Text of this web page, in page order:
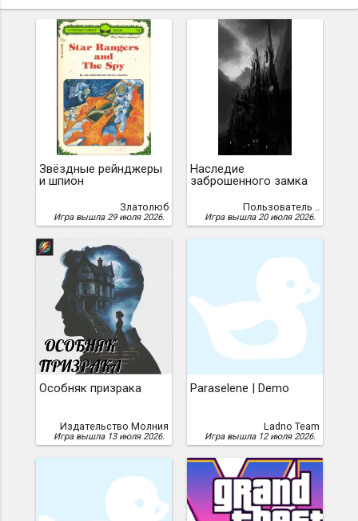
Звёздные рейнджеры
и шпион
Златолюб
Игра вышла 29 июля 2026.
Наследие
заброшенного замка
Пользователь ..
Игра вышла 20 июля 2026.
Особняк призрака
Издательство Молния
Игра вышла 13 июля 2026.
Paraselene | Demo
Ladno Team
Игра вышла 12 июля 2026.